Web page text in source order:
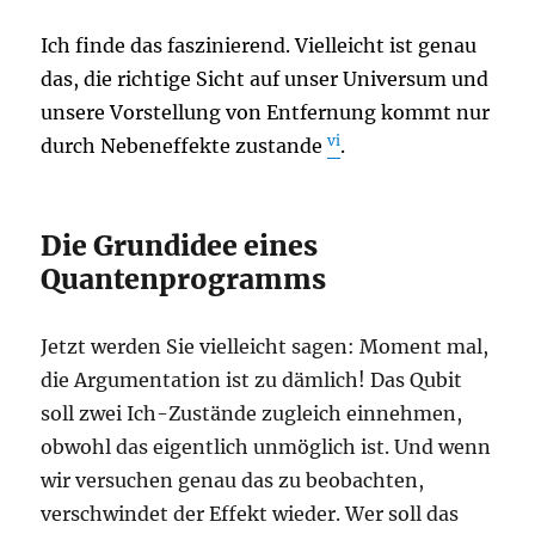
Ich finde das faszinierend. Vielleicht ist genau
das, die richtige Sicht aufunser Universum und
unsere Vorstellung von Entfernung kommt nur
durch Nebeneffekte zustandevi.
Die Grundidee eines
Quantenprogramms
Jetzt werden Sie vielleicht sagen: Moment mal,
die Argumentation ist zu dämlich! Das Qubit
soll zwei Ich-Zustände zugleich einnehmen,
obwohl das eigentlich unmöglich ist. Und wenn
wir versuchen genau das zu beobachten,
verschwindet der Effekt wieder. Wer soll das